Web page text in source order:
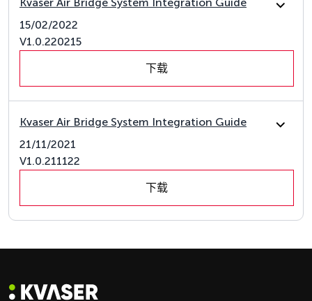
15/02/2022
V1.0.220215
下载
Kvaser Air Bridge System Integration Guide
21/11/2021
V1.0.211122
下载